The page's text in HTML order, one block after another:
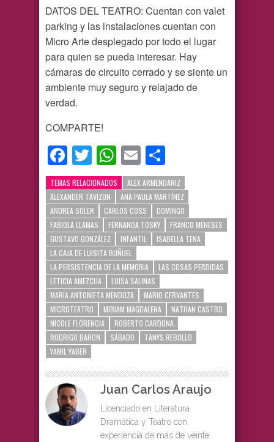
DATOS DEL TEATRO: Cuentan con valet
parking y las instalaciones cuentan con
Micro Arte desplegado por todo el lugar
para quien se pueda interesar. Hay
cámaras de circuito cerrado y se siente un
ambiente muy seguro y relajado de
verdad.
COMPARTE!
Facebook
TwitterWhatsApp
Email
TEMAS RELACIONADOS
ALEX ARMENDARIZ
ALEXANDER TAVIZON
ANA PAULA MARTÍNEZ
ANDREA SOLER
CARLOS COSS
DOMINGO
FABIOLA LLAMAS
FERNANDA TOSKY
FRANCO MENESES
GUSTAVO GONZÁLEZ
INFANTIL
ISABELLA TENA
LA CAJA DE LUISITA BUÑUEL
LA PERSISTENCIA DE LA MEMORIA
LAS COSAS PERDIDAS
LETICIA AMEZCUA
LUISA SALINAS
MARÍA ANTONIETA MENDOZA
MARIO CERVANTES
MICROTEATRO
MIRIAM MAGDALENA
NATHAN CASTRO
NICOLE FLORENCIA
ROBERTO CARDONA
RODRIGO BARON
SÁBADO
TANYS REBOLLO
YAMIL YABER
Juan Carlos Araujo
Licenciado en Literatura
Dramática y Teatro con
experiencia de más de veinte